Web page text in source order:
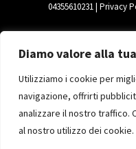
Diamo valore alla
Utilizziamo i cookie per
navigazione, offrirti
analizzare il nostro traffico.
al nostro utilizzo dei cookie.
04355610231 | Privacy